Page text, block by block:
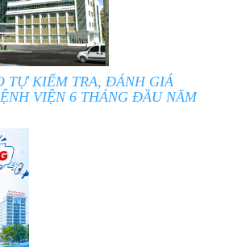
TỰ KIỂM TRA, ĐÁNH GIÁ
VIỆN 6 THÁNG ĐẦU NĂM